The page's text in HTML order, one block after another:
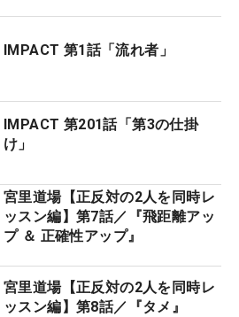
IMPACT 第1話「流れ者」
IMPACT 第201話「第3の仕掛
け」
宮里道場【正反対の2人を同時レ
ッスン編】第7話／『飛距離アッ
プ ＆ 正確性アップ』
宮里道場【正反対の2人を同時レ
ッスン編】第8話／『タメ』